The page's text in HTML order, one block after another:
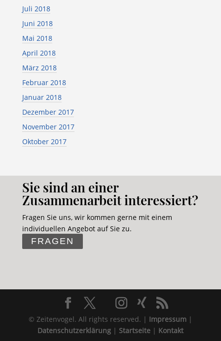
Juli 2018
Juni 2018
Mai 2018
April 2018
März 2018
Februar 2018
Januar 2018
Dezember 2017
November 2017
Oktober 2017
Sie sind an einer
Zusammenarbeit interessiert?
Fragen Sie uns, wir kommen gerne mit einem
individuellen Angebot auf Sie zu.
FRAGEN
© Zeitenvogel. All rights reserved. | Impressum|
Datenschutzerklärung| Startseite| Kontakt